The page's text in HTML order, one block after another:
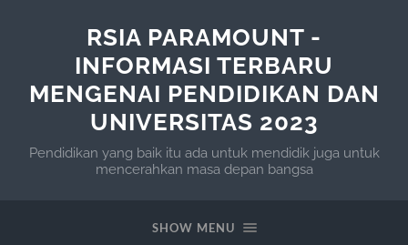
RSIA PARAMOUNT -
INFORMASI TERBARU
MENGENAI PENDIDIKAN DAN
UNIVERSITAS 2023
Pendidikan yang baik itu ada untuk mendidik juga untuk
mencerahkan masa depan bangsa
SHOW MENU